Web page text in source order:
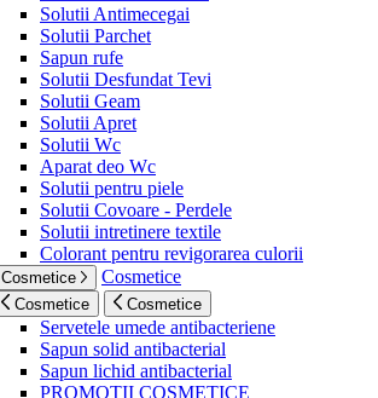
Solutii Antimecegai
Solutii Parchet
Sapun rufe
Solutii Desfundat Tevi
Solutii Geam
Solutii Apret
Solutii Wc
Aparat deo Wc
Solutii pentru piele
Solutii Covoare - Perdele
Solutii intretinere textile
Colorant pentru revigorarea culorii
Cosmetice Cosmetice
Cosmetice Cosmetice
Servetele umede antibacteriene
Sapun solid antibacterial
Sapun lichid antibacterial
PROMOTII COSMETICE